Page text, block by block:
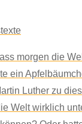
morgen die
ein
Luther zu
Welt wirklich